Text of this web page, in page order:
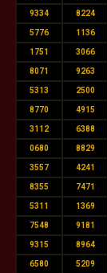
9334 8224
5776 1136
1751 3066
8071 9263
5313 2500
8770 4915
3112 6388
0680 8829
3557 4241
8355 7471
5311 1369
7548 9181
9315 8964
6580 5209